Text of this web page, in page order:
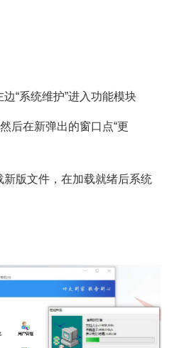
“系统维护”进入功能模块
后在新弹出的窗口点“更
新版文件，在加载就绪后系统